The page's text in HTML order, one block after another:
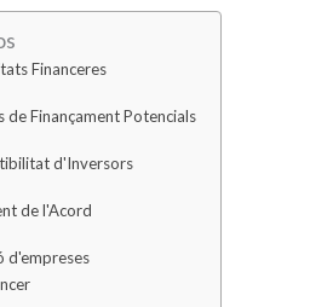
Financeres
de Finançament Potencials
d'Inversors
de l'Acord
d'empreses